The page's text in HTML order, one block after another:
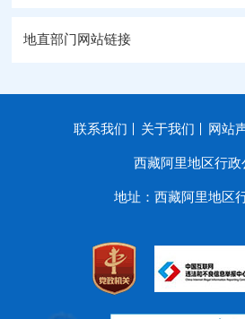
地直部门网站链接
联系我们 关于我们 网站
西藏阿里地区行政
地址：西藏阿里地区